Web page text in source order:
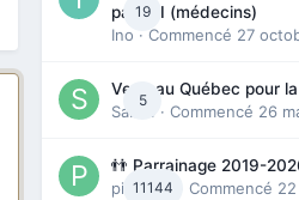
19
partie I (médecins)
Ino · Commencé 27
5
Venir au Québec pour
Sab74
· Commencé 26
11144
👬 Parrainage 2019-
piinoush
· Commencé